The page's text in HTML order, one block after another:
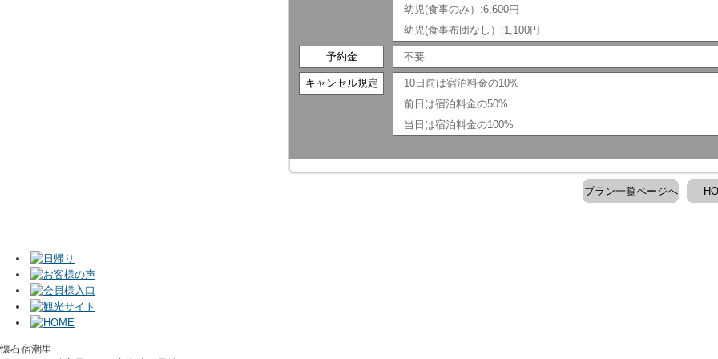
幼児(食事のみ）:6,600円
幼児(食事布団なし）:1,100円
予約金 不要
キャンセル規定
10日前は宿泊料金の10%
前日は宿泊料金の50%
当日は宿泊料金の100%
プラン一覧ページへ
懐石宿潮里